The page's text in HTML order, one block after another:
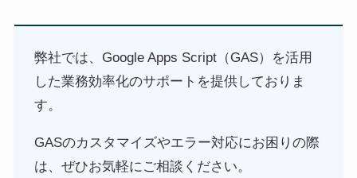
弊社では、Google Apps Script（GAS）を活用
した業務効率化のサポートを提供しておりま
す。
GASのカスタマイズやエラー対応にお困りの際
は、ぜひお気軽にご相談ください。